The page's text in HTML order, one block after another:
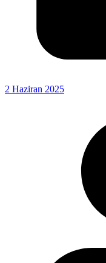
2 Haziran 2025